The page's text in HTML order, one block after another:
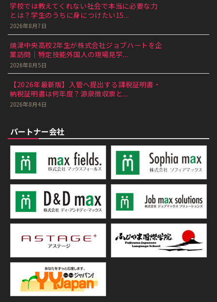
学校では教えてくれない社会で本当に必要な力
とは？学生のうちに身につけたい15...
2026年8月7日
焼津中央高校2年生が株式会社ジョブハートを企
業訪問｜特定技能外国人の現場見学...
2026年8月5日
【2026年最新版】入管へ提出する課税証明書・
納税証明書は何年度？源泉徴収票と...
2026年8月4日
パートナー会社